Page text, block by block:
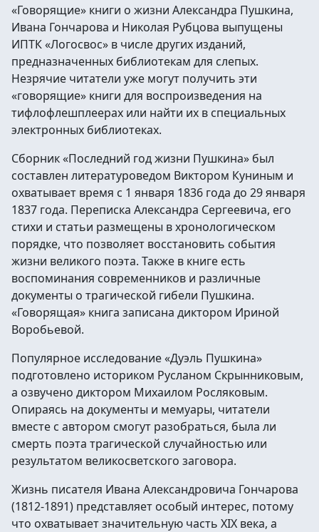
«Говорящие» книги о жизни Александра Пушкина,
Ивана Гончарова и Николая Рубцова выпущены
ИПТК «Логосвос» в числе других изданий,
предназначенных библиотекам для слепых.
Незрячие читатели уже могут получить эти
«говорящие» книги для воспроизведения на
тифлофлешплеерах или найти их в специальных
электронных библиотеках.
Сборник «Последний год жизни Пушкина» был
составлен литературоведом Виктором Куниным и
охватывает время с 1 января 1836 года до 29 января
1837 года. Переписка Александра Сергеевича, его
стихи и статьи размещены в хронологическом
порядке, что позволяет восстановить события
жизни великого поэта. Также в книге есть
воспоминания современников и различные
документы о трагической гибели Пушкина.
«Говорящая» книга записана диктором Ириной
Воробьевой.
Популярное исследование «Дуэль Пушкина»
подготовлено историком Русланом Скрынниковым,
а озвучено диктором Михаилом Росляковым.
Опираясь на документы и мемуары, читатели
вместе с автором смогут разобраться, была ли
смерть поэта трагической случайностью или
результатом великосветского заговора.
Жизнь писателя Ивана Александровича Гончарова
(1812-1891) представляет особый интерес, потому
что охватывает значительную часть XIX века, а